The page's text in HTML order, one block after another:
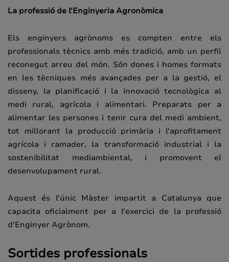
La professió de l'Enginyeria Agronòmica
Els enginyers agrònoms es compten entre els
professionals tècnics amb més tradició, amb un perfil
reconegut arreu del món. Són dones i homes formats
en les tècniques més avançades per a la gestió, el
disseny, la planificació i la innovació tecnològica al
medi rural, agrícola i alimentari. Preparats per a
alimentar les persones i tenir cura del medi ambient,
tot millorant la producció primària i l'aprofitament
agrícola i ramader, la transformació industrial i la
sostenibilitat mediambiental, i promovent el
desenvolupament rural.
Aquest és l'únic Màster impartit a Catalunya que
capacita oficialment per a l'exercici de la professió
d'Enginyer Agrònom.
Sortides professionals